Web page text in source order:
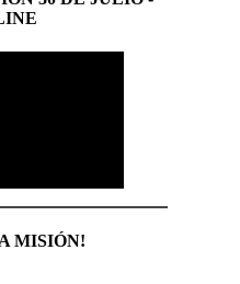
MISIÓN!